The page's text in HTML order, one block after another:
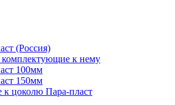
(Россия)
к нему
100мм
150мм
цоколю Пара-пласт